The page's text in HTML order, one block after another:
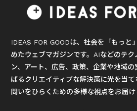
IDEAS FOR GOODは、社会を「もっと
めたウェブマガジンです。AIなどのテク
ン、アート、広告、政策、企業や地域
ばるクリエイティブな解決策に光を当
問いをひらくための多様な視点をお届け